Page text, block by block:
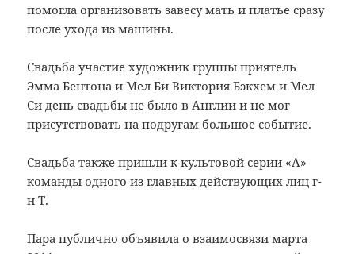
помоглаорганизовать завесу мать и платье сразу
после ухода из машины.
Свадьбаучастие художник группы приятель
Эмма Бентона и Мел Би Виктория Бэкхем и Мел
Си день свадьбы не было в Англии и не мог
присутствовать на подругам большое событие.
Свадьба также пришли к культовой серии «A»
команды одного из главных действующих лиц г-
н Т.
Парапублично объявила о взаимосвязи марта